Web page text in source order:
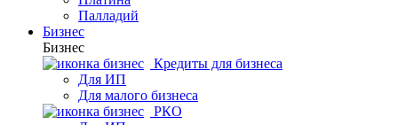
Палладий
Бизнес
Бизнес
Кредиты для бизнеса
Для ИП
Для малого бизнеса
РКО